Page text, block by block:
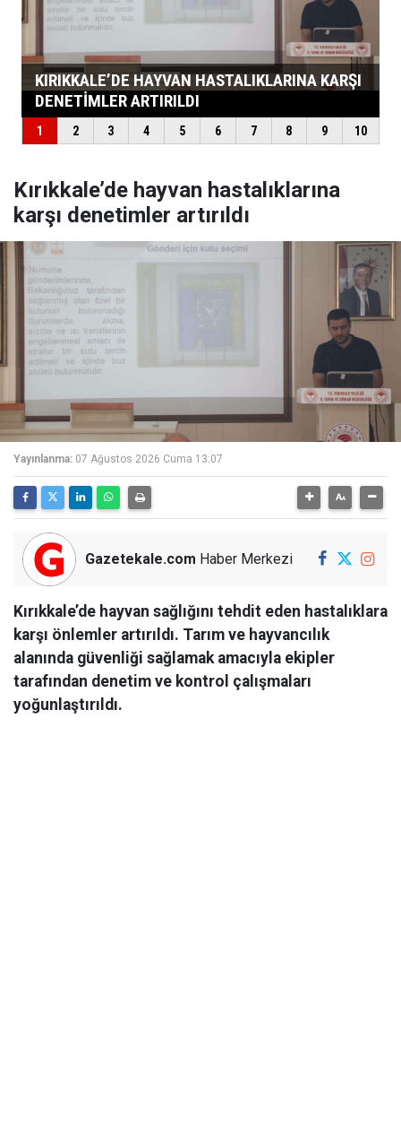
Kırıkkale’de hayvan hastalıklarına
karşı denetimler artırıldı
Yayınlanma: 07 Ağustos 2026 Cuma 13:07
Gazetekale.com Haber Merkezi
Kırıkkale’de hayvan sağlığını tehdit eden hastalıklara
karşı önlemler artırıldı. Tarım ve hayvancılık
alanında güvenliği sağlamak amacıyla ekipler
tarafından denetim ve kontrol çalışmaları
yoğunlaştırıldı.